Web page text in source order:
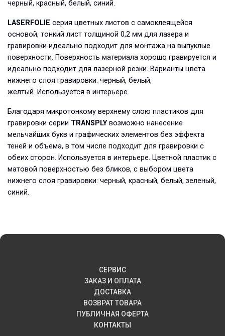
черный, красный, белый, синий.
LASERFOLIE серия цветных листов с самоклеящейся
основой, тонкий лист толщиной 0,2 мм для лазера и
гравировки идеально подходит для монтажа на выпуклые
поверхности. Поверхность материала хорошо гравируется и
идеально подходит для лазерной резки. Варианты цвета
нижнего слоя гравировки: черный, белый,
желтый. Используется в интерьере.
Благодаря микротонкому верхнему слою пластиков для
гравировки серии TRANSPLYвозможно нанесение
мельчайших букв и графических элементов без эффекта
теней и объема, в том числе подходит для гравировки с
обеих сторон. Используется в интерьере. Цветной пластик с
матовой поверхностью без бликов, с выбором цвета
нижнего слоя гравировки: черный, красный, белый, зеленый,
синий.
СЕРВИС
ЗАКАЗ И ОПЛАТА
ДОСТАВКА
ВОЗВРАТ ТОВАРА
ПУБЛИЧНАЯ ОФЕРТА
КОНТАКТЫ